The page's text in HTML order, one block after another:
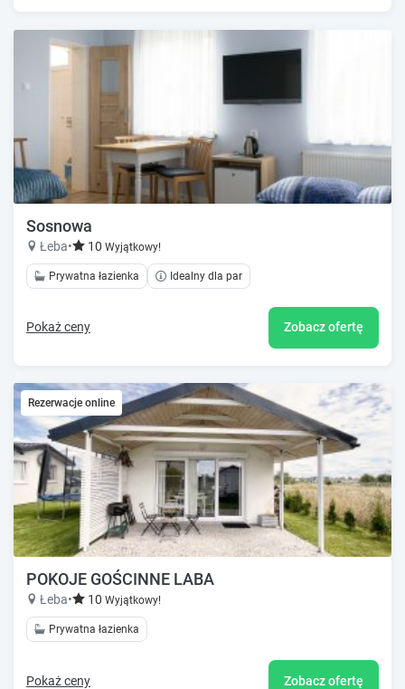
Sosnowa
Łeba• 10 Wyjątkowy!
Prywatna łazienka Idealny dla par
Pokaż ceny Zobacz ofertę
Rezerwacje online
POKOJE GOŚCINNE LABA
Łeba• 10 Wyjątkowy!
Prywatna łazienka
Pokaż ceny Zobacz ofertę